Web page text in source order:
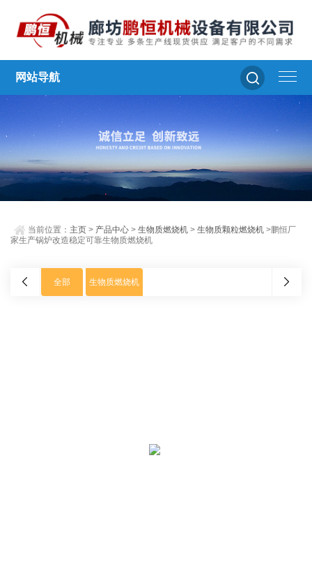
网站导航
当前位置： 主页 > 产品中心 >生物质燃烧机 >生物质颗粒燃烧机 >鹏恒厂
家生产锅炉改造稳定可靠生物质燃烧机
全部 生物质燃烧机